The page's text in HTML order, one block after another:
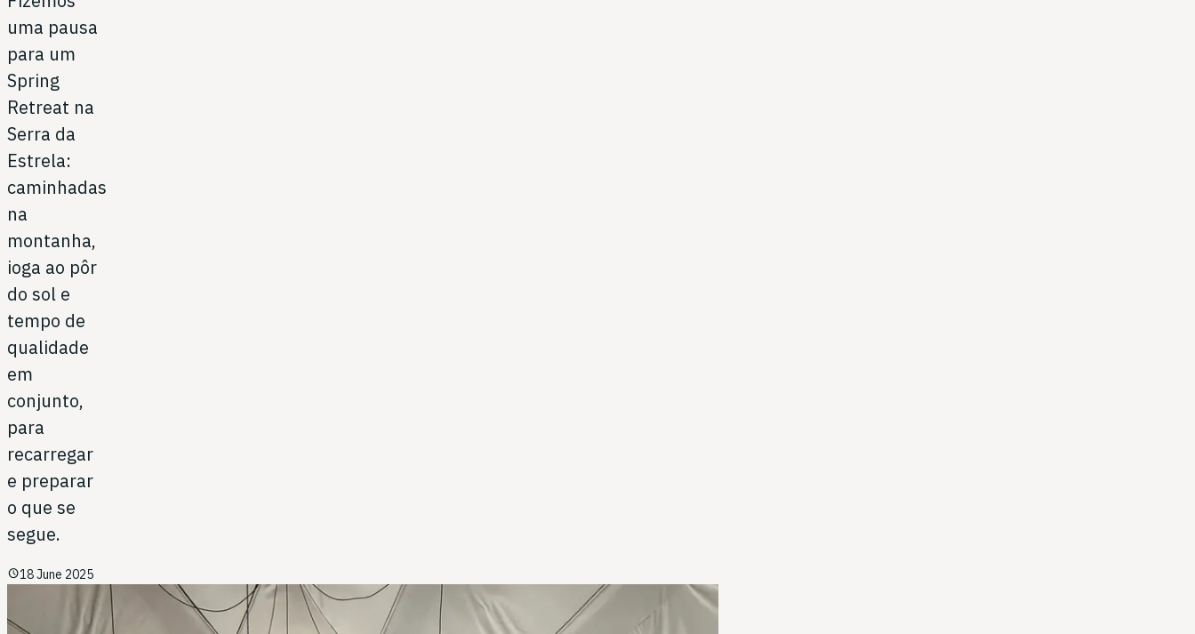
uma pausa
para um
Spring
Retreat na
Serra da
Estrela:
caminhadas
na
montanha,
ioga ao pôr
do sol e
tempo de
qualidade
em
conjunto,
para
recarregar
e preparar
o que se
segue.
schedule18 June 2025